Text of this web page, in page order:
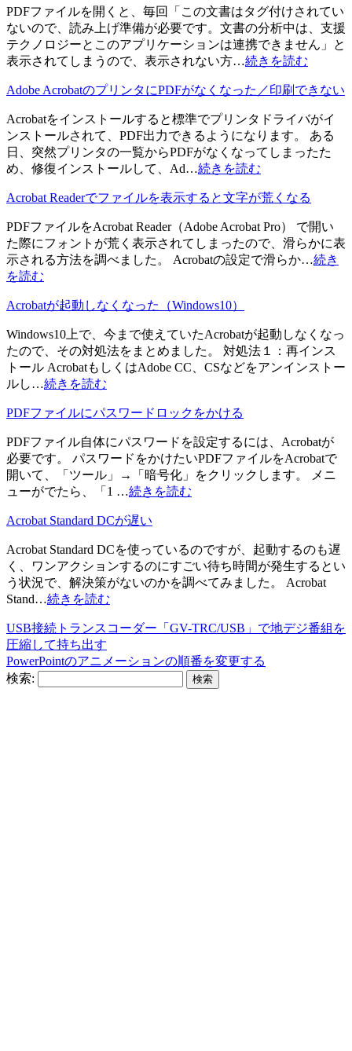
PDFファイルを開くと、毎回「この文書はタグ付けされてい
ないので、読み上げ準備が必要です。文書の分析中は、支援
テクノロジーとこのアプリケーションは連携できません」と
表示されてしまうので、表示されない方…続きを読む
Adobe AcrobatのプリンタにPDFがなくなった／印刷できない
Acrobatをインストールすると標準でプリンタドライバがイ
ンストールされて、PDF出力できるようになります。 ある
日、突然プリンタの一覧からPDFがなくなってしまったた
め、修復インストールして、Ad…続きを読む
Acrobat Readerでファイルを表示すると文字が荒くなる
PDFファイルをAcrobat Reader（Adobe Acrobat Pro） で開い
た際にフォントが荒く表示されてしまったので、滑らかに表
示される方法を調べました。 Acrobatの設定で滑らか…続き
を読む
Acrobatが起動しなくなった（Windows10）
Windows10上で、今まで使えていたAcrobatが起動しなくなっ
たので、その対処法をまとめました。 対処法１：再インス
トール AcrobatもしくはAdobe CC、CSなどをアンインストー
ルし…続きを読む
PDFファイルにパスワードロックをかける
PDFファイル自体にパスワードを設定するには、Acrobatが
必要です。 パスワードをかけたいPDFファイルをAcrobatで
開いて、「ツール」→「暗号化」をクリックします。 メニ
ューがでたら、「1 …続きを読む
Acrobat Standard DCが遅い
Acrobat Standard DCを使っているのですが、起動するのも遅
く、ワンアクションするのにすごい待ち時間が発生するとい
う状況で、解決策がないのかを調べてみました。 Acrobat
Stand…続きを読む
USB接続トランスコーダー「GV-TRC/USB」で地デジ番組を
圧縮して持ち出す
PowerPointのアニメーションの順番を変更する
検索: